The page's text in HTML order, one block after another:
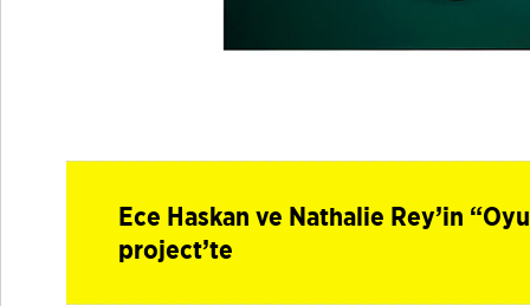
Ece Haskan ve Nathalie Rey’in
project’te